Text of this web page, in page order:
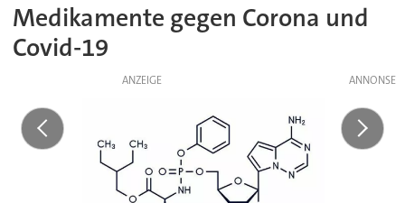
Medikamente gegen Corona und
Covid-19
ANZEIGE